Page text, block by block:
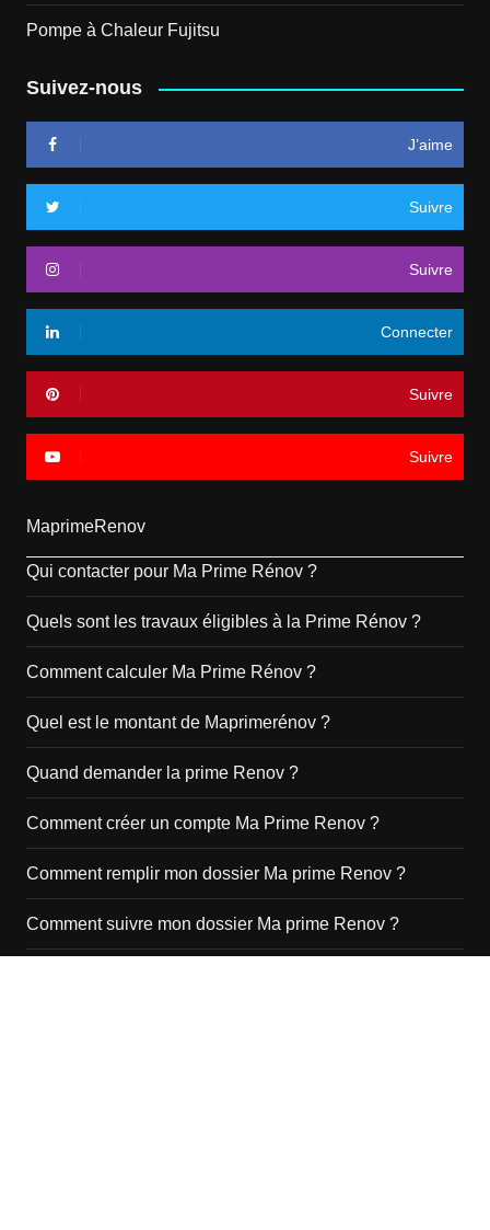
Pompe à Chaleur Fujitsu
Suivez-nous
J’aime
Suivre
Suivre
Connecter
Suivre
Suivre
MaprimeRenov
Qui contacter pour Ma Prime Rénov ?
Quels sont les travaux éligibles à la Prime Rénov ?
Comment calculer Ma Prime Rénov ?
Quel est le montant de Maprimerénov ?
Quand demander la prime Renov ?
Comment créer un compte Ma Prime Renov ?
Comment remplir mon dossier Ma prime Renov ?
Comment suivre mon dossier Ma prime Renov ?